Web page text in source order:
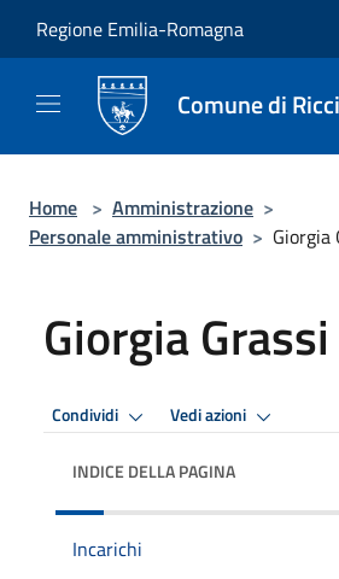
Regione Emilia-Romagna
Comune di
Home > Amministrazione >
Personale amministrativo > Giorgia
Giorgia Grassi
Condividi Vedi azioni
INDICE DELLA PAGINA
Incarichi